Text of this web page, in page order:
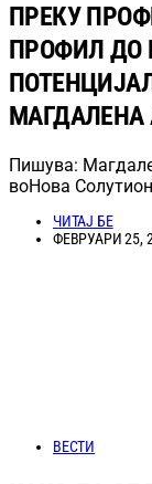
ПРЕКУ
ПРОФИЛ ДО
МАГДАЛЕНА
Пишува:
воНова
ЧИТАЈ БЕ
ФЕВРУАРИ 25,
ВЕСТИ